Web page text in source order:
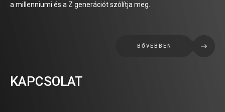
a millenniumi és a Z generációt szólítja meg.
BŐVEBBEN
KAPCSOLAT